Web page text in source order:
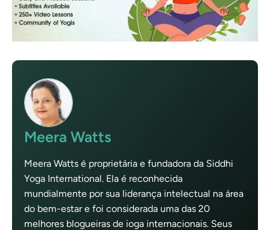
Meera Watts
Meera Watts é proprietária e fundadora da Siddhi
Yoga International. Ela é reconhecida
mundialmente por sua liderança intelectual na área
do bem-estar e foi considerada uma das 20
melhores blogueiras de ioga internacionais. Seus